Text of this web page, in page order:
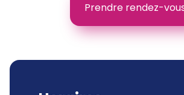
Prendre rendez-